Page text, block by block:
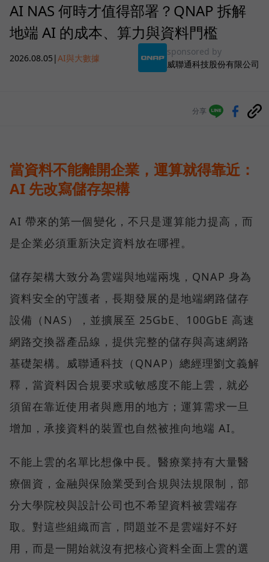
AI NAS 何時才值得部署？QNAP 拆解
地端 AI 的成本、算力與資料門檻
2026.08.05 |AI與大數據
sponsored by
威聯通科技股份有限公司
分享
當資料不能離開企業，運算就得靠近：
AI 先改寫儲存架構
AI 帶來的第一個變化，不只是運算能力提高，而
是企業必須重新決定資料放在哪裡。
儲存架構大致分為雲端與地端兩塊，QNAP 身為
資料安全的守護者，長期發展的是地端網路儲存
設備（NAS），並擴展至 25GbE、100GbE 高速
網路交換器產品線，提供完整的儲存與高速網路
基礎架構。威聯通科技（QNAP）總經理劉文義解
釋，當資料因合規要求或敏感度不能上雲，就必
須留在靠近使用者與應用的地方；運算需求一旦
增加，承接資料的裝置也自然被推向地端 AI。
不能上雲的名單比想像中長。醫療業持有大量醫
療個資，金融與保險業受到合規與法規限制，部
分大學院校與設計公司也不希望資料被雲端存
取。對這些組織而言，問題並不是雲端好不好
用，而是一開始就沒有把核心資料全面上雲的選